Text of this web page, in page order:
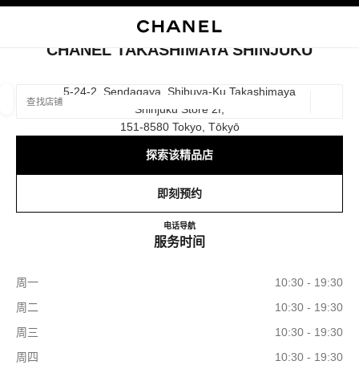
相关建议会显示在此搜索栏下方
关闭精品店卡片 CHANEL TAKASHIMAYA SHINJUKU
CHANEL TAKASHIMAYA SHINJUKU
5-24-2, Sendagaya, Shibuya-Ku Takashimaya
Shinjuku Store 2f,
151-8580 Tokyo, Tōkyō
探索该精品店
即刻预约
电话0120-552-735
导航CHANEL TAKASHIMAYA
服务时间
周一
10:30 - 19:30
周二
10:30 - 19:30
周三
10:30 - 19:30
周四
10:30 - 19:30
筛选条件
筛选结果依据：